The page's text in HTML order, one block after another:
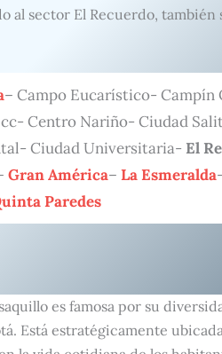
al sector El Recuerdo, también
– Campo Eucarístico-
Centro Nariño- Ciudad
Ciudad Universitaria- El
Gran América– La Esmeralda
Paredes
es famosa por su
Está estratégicamente